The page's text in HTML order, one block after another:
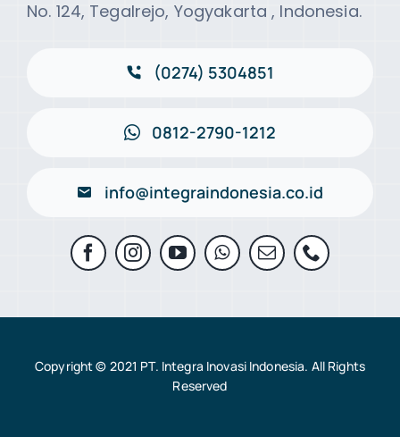
No. 124, Tegalrejo, Yogyakarta , Indonesia.
(0274) 5304851
0812-2790-1212
info@integraindonesia.co.id
Copyright © 2021 PT. Integra Inovasi Indonesia. All Rights
Reserved